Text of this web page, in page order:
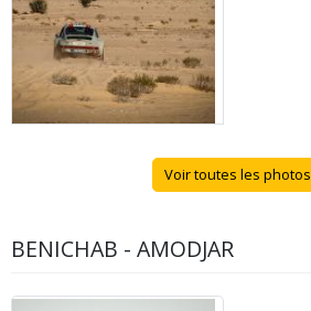
Voir toutes les photos
BENICHAB - AMODJAR